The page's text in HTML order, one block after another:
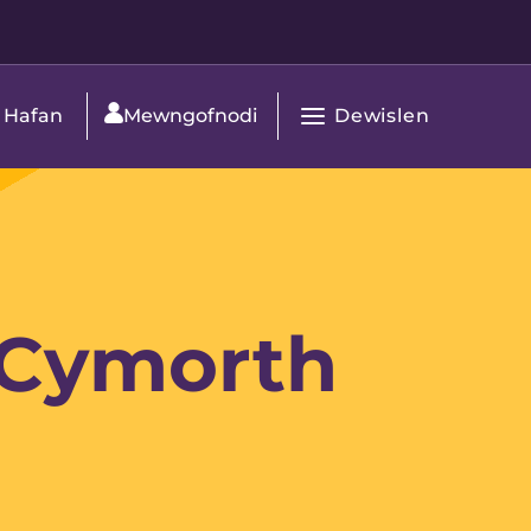
Hafan Mewngofnodi
Agor
Dewislen